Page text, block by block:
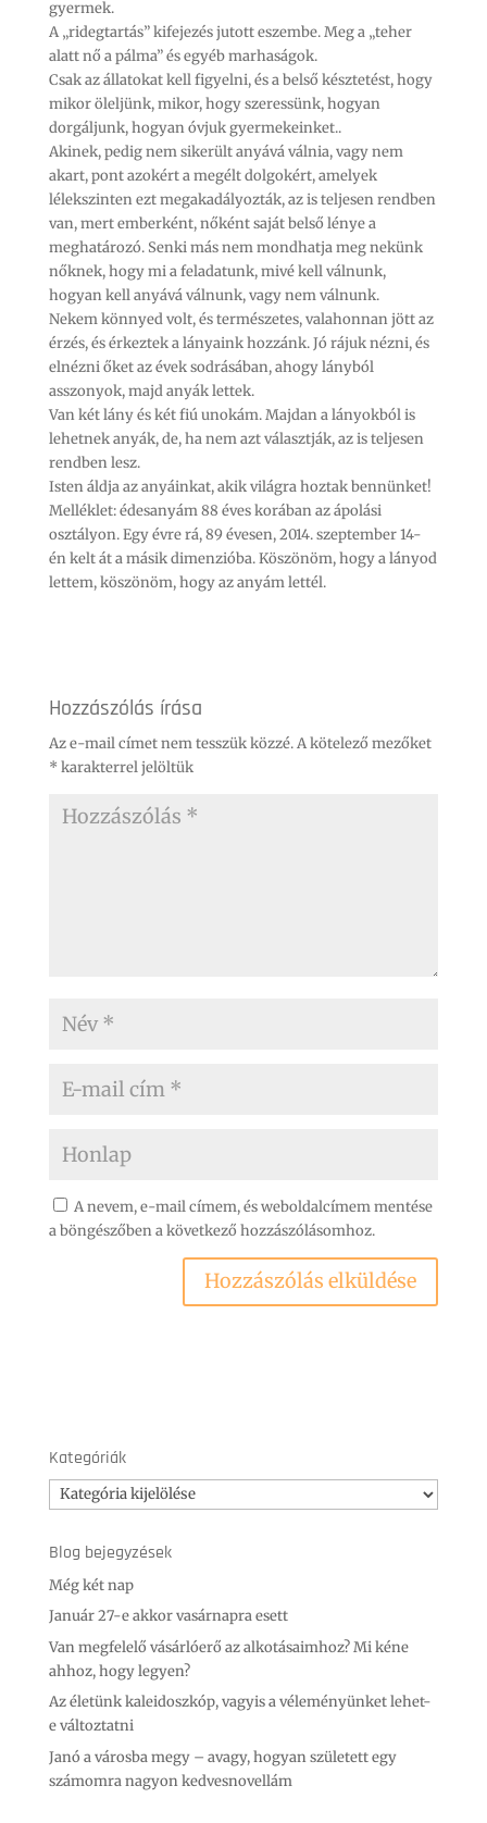
gyermek.
A „ridegtartás” kifejezés jutott eszembe. Meg a „teher
alatt nő a pálma” és egyéb marhaságok.
Csak az állatokat kell figyelni, és a belső késztetést, hogy
mikor öleljünk, mikor, hogy szeressünk, hogyan
dorgáljunk, hogyan óvjuk gyermekeinket..
Akinek, pedig nem sikerült anyává válnia, vagy nem
akart, pont azokért a megélt dolgokért, amelyek
lélekszinten ezt megakadályozták, az is teljesen rendben
van, mert emberként, nőként saját belső lénye a
meghatározó. Senki más nem mondhatja meg nekünk
nőknek, hogy mi a feladatunk, mivé kell válnunk,
hogyan kell anyává válnunk, vagy nem válnunk.
Nekem könnyed volt, és természetes, valahonnan jött az
érzés, és érkeztek a lányaink hozzánk. Jó rájuk nézni, és
elnézni őket az évek sodrásában, ahogy lányból
asszonyok, majd anyák lettek.
Van két lány és két fiú unokám. Majdan a lányokból is
lehetnek anyák, de, ha nem azt választják, az is teljesen
rendben lesz.
Isten áldja az anyáinkat, akik világra hoztak bennünket!
Melléklet: édesanyám 88 éves korában az ápolási
osztályon. Egy évre rá, 89 évesen, 2014. szeptember 14-
én kelt át a másik dimenzióba. Köszönöm, hogy a lányod
lettem, köszönöm, hogy az anyám lettél.
Hozzászólás írása
Az e-mail címet nem tesszük közzé.A kötelező mezőket
* karakterrel jelöltük
A nevem, e-mail címem, és weboldalcímem mentése
a böngészőben a következő hozzászólásomhoz.
Kategóriák
Kategóriák
Blog bejegyzések
Még két nap
Január 27-e akkor vasárnapra esett
Van megfelelő vásárlóerő az alkotásaimhoz? Mi kéne
ahhoz, hogy legyen?
Az életünk kaleidoszkóp, vagyis a véleményünket lehet-
e változtatni
Janó a városba megy – avagy, hogyan született egy
számomra nagyon kedvesnovellám